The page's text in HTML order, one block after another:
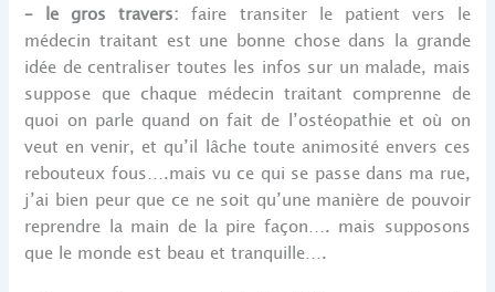
– le gros travers: faire transiter le patient vers le
médecin traitant est une bonne chose dans la grande
idée de centraliser toutes les infos sur un malade, mais
suppose que chaque médecin traitant comprenne de
quoi on parle quand on fait de l’ostéopathie et où on
veut en venir, et qu’il lâche toute animosité envers ces
rebouteux fous….mais vu ce qui se passe dans ma rue,
j’ai bien peur que ce ne soit qu’une manière de pouvoir
reprendre la main de la pire façon…. mais supposons
que le monde est beau et tranquille….